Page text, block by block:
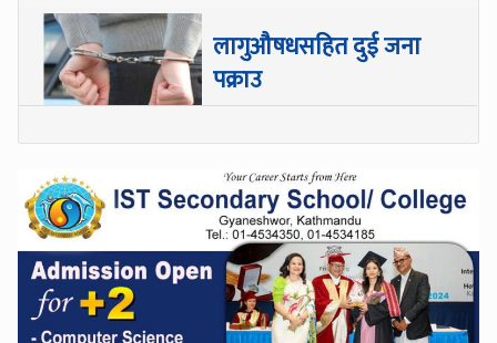
लागुऔषधसहित दुई जना
पक्राउ